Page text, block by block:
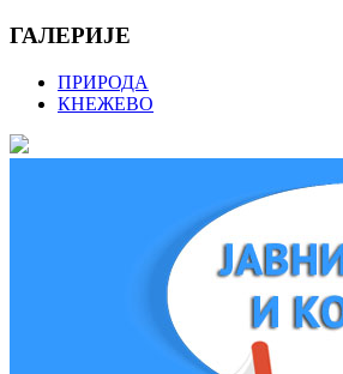
ГАЛЕРИЈЕ
ПРИРОДА
КНЕЖЕВО